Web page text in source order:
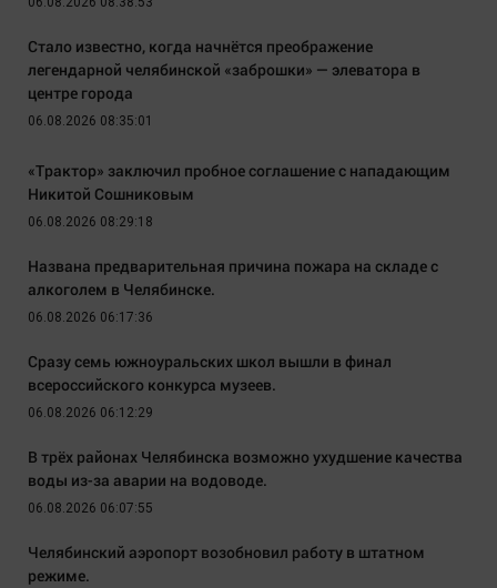
Стало известно, когда начнётся преображение
легендарной челябинской «заброшки» — элеватора в
центре города
06.08.2026 08:35:01
«Трактор» заключил пробное соглашение с нападающим
Никитой Сошниковым
06.08.2026 08:29:18
Названа предварительная причина пожара на складе с
алкоголем в Челябинске.
06.08.2026 06:17:36
Сразу семь южноуральских школ вышли в финал
всероссийского конкурса музеев.
06.08.2026 06:12:29
В трёх районах Челябинска возможно ухудшение качества
воды из-за аварии на водоводе.
06.08.2026 06:07:55
Челябинский аэропорт возобновил работу в штатном
режиме.